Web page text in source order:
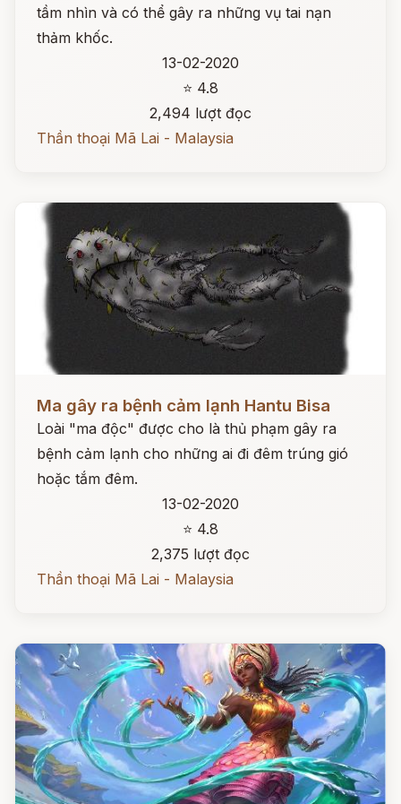
tầm nhìn và có thể gây ra những vụ tai nạn
thảm khốc.
13-02-2020
⭐ 4.8
2,494 lượt đọc
Thần thoại Mã Lai - Malaysia
Ma gây ra bệnh cảm lạnh Hantu Bisa
Loài "ma độc" được cho là thủ phạm gây ra
bệnh cảm lạnh cho những ai đi đêm trúng gió
hoặc tắm đêm.
13-02-2020
⭐ 4.8
2,375 lượt đọc
Thần thoại Mã Lai - Malaysia